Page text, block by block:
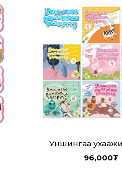
Уншингаа ухаажих
96,000₮